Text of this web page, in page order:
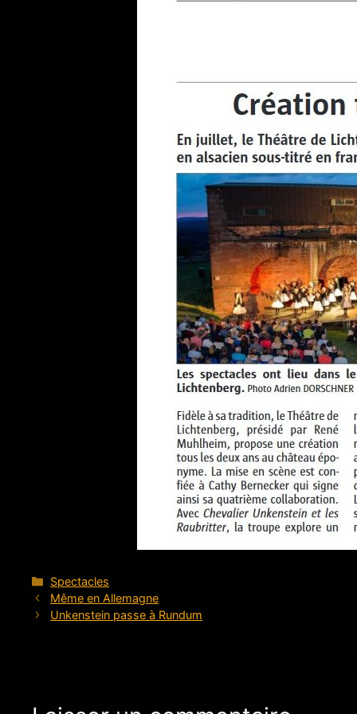
Catégories
Spectacles
Même en Allemagne
Unkenstein passe à Rundum